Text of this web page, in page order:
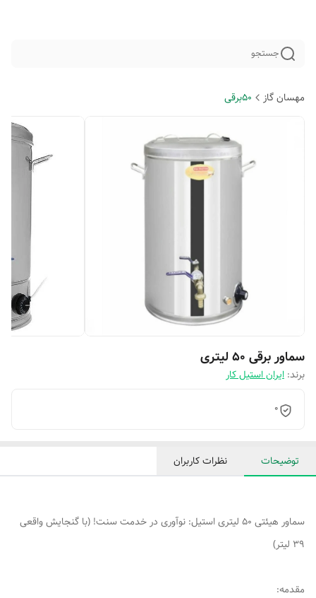
جستجو
مهسان گاز 50برقی
سماور برقی 50 لیتری
برند: ایران استیل کار
0
توضیحات نظرات کاربران
سماور هیئتی 50 لیتری استیل: نوآوری در خدمت سنت! (با گنجایش واقعی
39 لیتر)
مقدمه: